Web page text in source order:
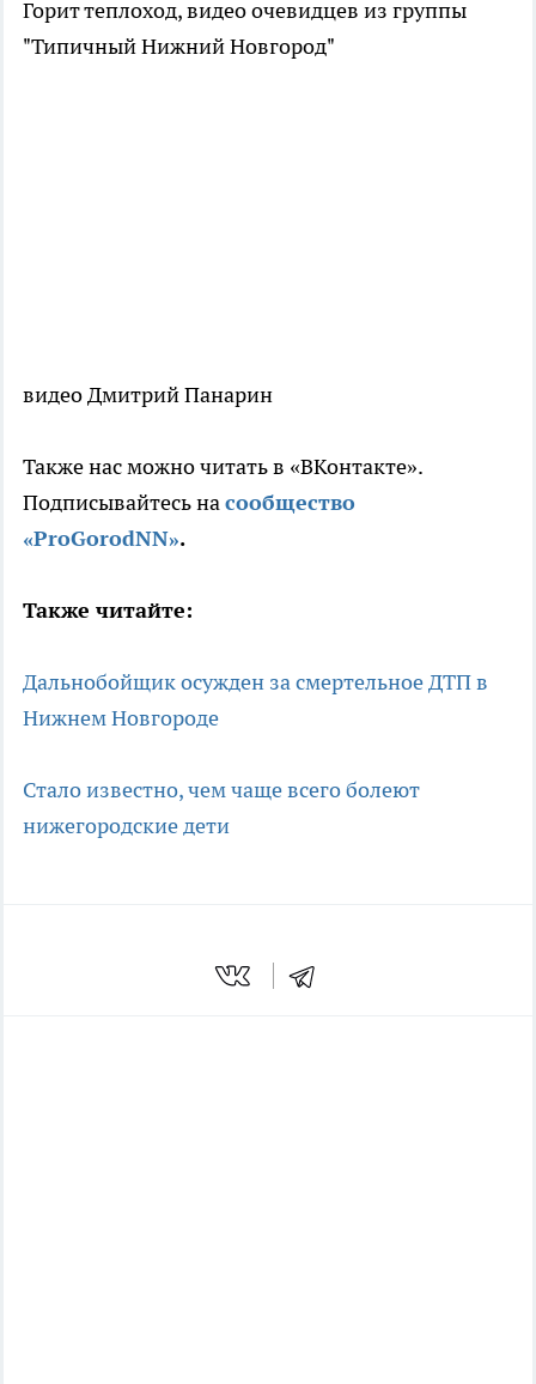
Горит теплоход, видео очевидцев из группы
"Типичный Нижний Новгород"
видео Дмитрий Панарин
Также нас можно читать в «ВКонтакте».
Подписывайтесь насообщество
«ProGorodNN».
Также читайте:
Дальнобойщик осужден за смертельное ДТП в
Нижнем Новгороде
Стало известно, чем чаще всего болеют
нижегородские дети